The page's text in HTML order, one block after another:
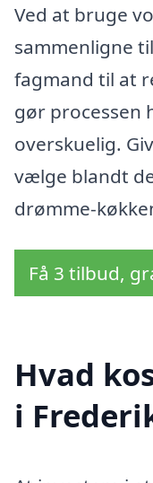
Ved at bruge
sammenligne
fagmand til at
gør processen
overskuelig.
vælge blandt
drømme-
Få 3 tilbud,
Hvad
i